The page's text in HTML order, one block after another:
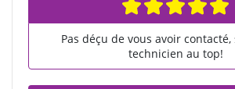
Pas déçu de vous avoir
technicien au top!